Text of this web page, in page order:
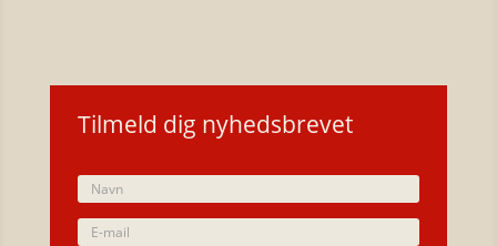
Tilmeld dig nyhedsbrevet